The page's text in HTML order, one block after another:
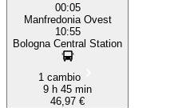
00:05
Manfredonia Ovest
10:55
Bologna Central Station
1 cambio
9 h 45 min
46,97 €